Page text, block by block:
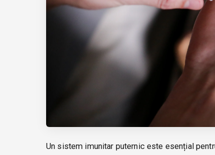
Un sistem imunitar puternic este esențial